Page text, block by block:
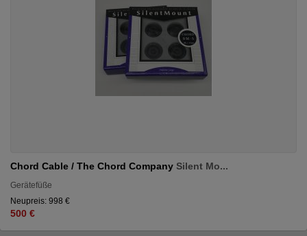
Chord Cable / The Chord Company Silent Mo...
Gerätefüße
Neupreis: 998 €
500 €